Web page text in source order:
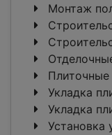
Монтаж
Укладка
Укладка
Установка